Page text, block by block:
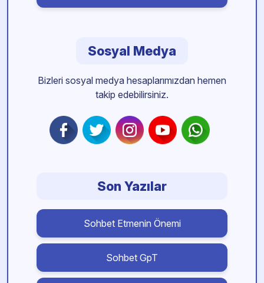
Sosyal Medya
Bizleri sosyal medya hesaplarımızdan hemen
takip edebilirsiniz.
Son Yazılar
Sohbet Etmenin Önemi
Sohbet GpT